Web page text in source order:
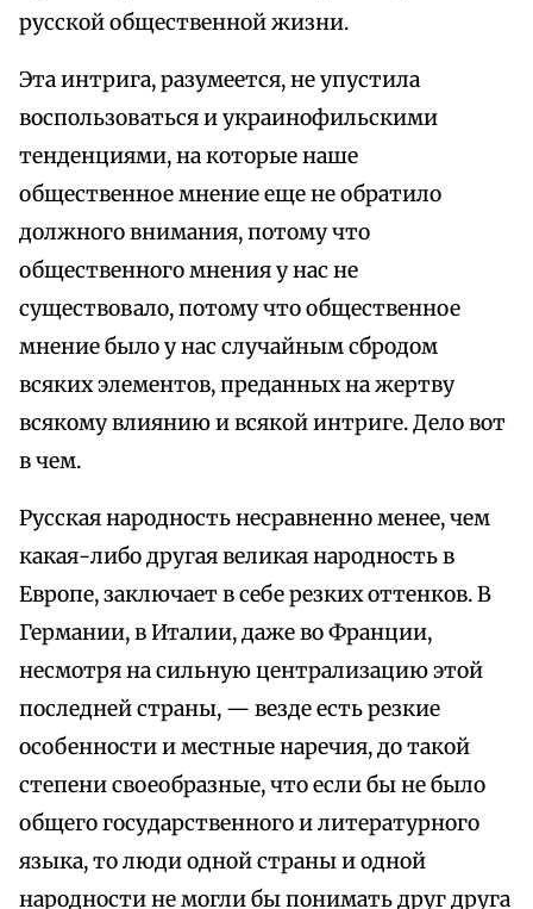
русской общественной жизни.
Эта интрига, разумеется, не упустила
воспользоваться и украинофильскими
тенденциями, на которые наше
общественное мнение еще не обратило
должного внимания, потому что
общественного мнения у нас не
существовало, потому что общественное
мнение было у нас случайным сбродом
всяких элементов, преданных на жертву
всякому влиянию и всякой интриге. Дело вот
в чем.
Русская народность несравненно менее, чем
какая-либо другая великая народность в
Европе, заключает в себе резких оттенков. В
Германии, в Италии, даже во Франции,
несмотря на сильную централизацию этой
последней страны, — везде есть резкие
особенности и местные наречия, до такой
степени своеобразные, что если бы не было
общего государственного и литературного
языка, то люди одной страны и одной
народности не могли бы понимать друг друга